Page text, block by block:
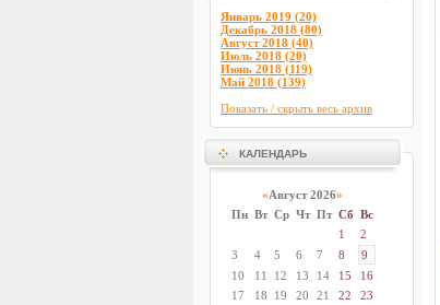
Январь 2019 (20)
Декабрь 2018 (80)
Август 2018 (40)
Июль 2018 (20)
Июнь 2018 (119)
Май 2018 (139)
Показать / скрыть весь архив
КАЛЕНДАРЬ
«Август 2026»
Пн Вт Ср Чт Пт Сб Вс
1
2
3
4 5 6 7 8
9
10
11 12 13 14 15
16
17
18 19 20 21 22
23